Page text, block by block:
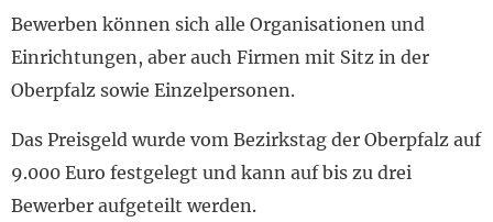
Bewerben können sich alle Organisationen und
Einrichtungen, aber auch Firmen mit Sitz in der
Oberpfalz sowie Einzelpersonen.
Das Preisgeld wurde vom Bezirkstag der Oberpfalz auf
9.000 Euro festgelegt und kann auf bis zu drei
Bewerber aufgeteilt werden.